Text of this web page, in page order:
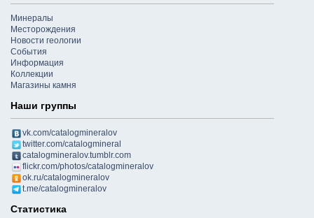
Минералы
Месторождения
Новости геологии
События
Информация
Коллекции
Магазины камня
Наши группы
vk.com/catalogmineralov
twitter.com/catalogmineral
catalogmineralov.tumblr.com
flickr.com/photos/catalogmineralov
ok.ru/catalogmineralov
t.me/catalogmineralov
Статистика